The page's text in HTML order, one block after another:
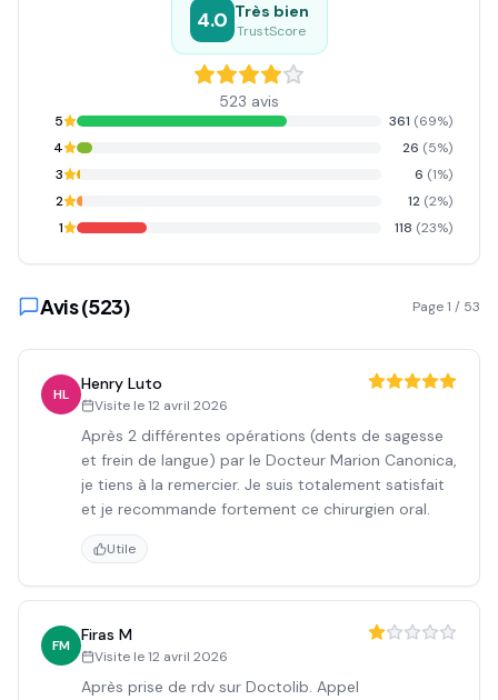
4.0 Très bien
TrustScore
523 avis
5 361 (69%)
4
26 (5%)
3
6 (1%)
2
12 (2%)
1
118 (23%)
Avis (523) Page1 / 53
HL
Henry Luto
Visite le12 avril 2026
Après 2 différentes opérations (dents de sagesse
et frein de langue) par le Docteur Marion Canonica,
je tiens à la remercier. Je suis totalement satisfait
et je recommande fortement ce chirurgien oral.
Utile
FM
Firas M
Visite le12 avril 2026
Après prise de rdv sur Doctolib. Appel